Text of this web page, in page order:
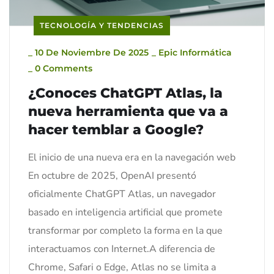
TECNOLOGÍA Y TENDENCIAS
10 De Noviembre De 2025
Epic Informática
0 Comments
¿Conoces ChatGPT Atlas, la
nueva herramienta que va a
hacer temblar a Google?
El inicio de una nueva era en la navegación web
En octubre de 2025, OpenAI presentó
oficialmente ChatGPT Atlas, un navegador
basado en inteligencia artificial que promete
transformar por completo la forma en la que
interactuamos con Internet.A diferencia de
Chrome, Safari o Edge, Atlas no se limita a